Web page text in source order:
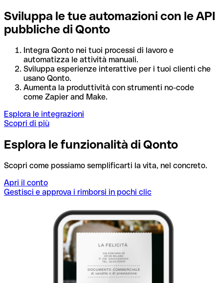
Sviluppa le tue automazioni con le API
pubbliche di Qonto
Integra Qonto nei tuoi processi di lavoro e
automatizza le attività manuali.
Sviluppa esperienze interattive per i tuoi clienti che
usano Qonto.
Aumenta la produttività con strumenti no-code
come Zapier and Make.
Esplora le integrazioni
Scopri di più
Esplora le funzionalità di Qonto
Scopri come possiamo semplificarti la vita, nel concreto.
Apri il conto
Gestisci e approva i rimborsi in pochi clic